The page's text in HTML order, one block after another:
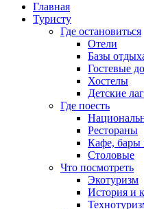
Главная
Туристу
Где остановиться
Отели
Базы
Гостевые
Хостелы
Детские
Где поесть
Рестораны
Кафе, бары
Столовые
Что посмотреть
Экотуризм
История и